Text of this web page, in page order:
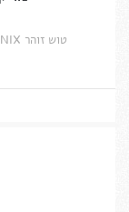
טוש זוהר MUNIX, טוש הדגשה, גוף שטוח ורחב, ב-6 צבעים